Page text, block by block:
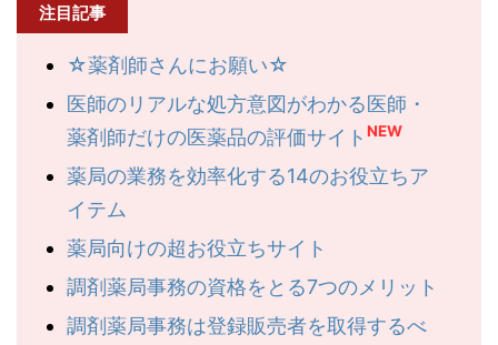
注目記事
☆薬剤師さんにお願い☆
医師のリアルな処方意図がわかる医師・
薬剤師だけの医薬品の評価サイト NEW
薬局の業務を効率化する14のお役立ちア
イテム
薬局向けの超お役立ちサイト
調剤薬局事務の資格をとる7つのメリット
調剤薬局事務は登録販売者を取得するべ